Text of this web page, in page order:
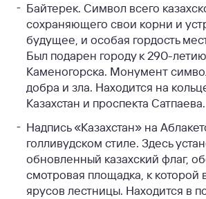
Байтерек. Символ всего
сохраняющего свои корни и
будущее, и особая гордость
Был подарен городу к 290-
Каменогорска. Монумент
добра и зла. Находится на
Казахстан и проспекта Сатпаева.
Надпись «Казахстан» на
голливудском стиле. Здесь
обновленный казахский флаг,
смотровая площадка, к которой
ярусов лестницы. Находится в